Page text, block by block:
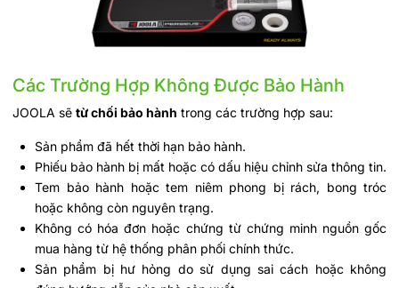
Các Trường Hợp Không Được Bảo Hành
JOOLA sẽ từ chối bảo hành trong các trường hợp sau:
Sản phẩm đã hết thời hạn bảo hành.
Phiếu bảo hành bị mất hoặc có dấu hiệu chỉnh sửa thông tin.
Tem bảo hành hoặc tem niêm phong bị rách, bong tróc
hoặc không còn nguyên trạng.
Không có hóa đơn hoặc chứng từ chứng minh nguồn gốc
mua hàng từ hệ thống phân phối chính thức.
Sản phẩm bị hư hỏng do sử dụng sai cách hoặc không